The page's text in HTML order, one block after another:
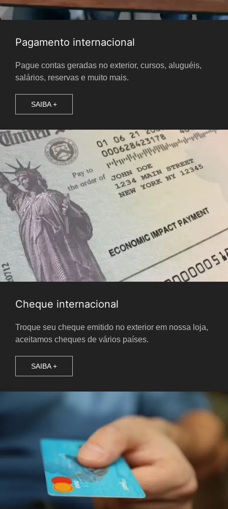
Pagamento internacional
Pague contas geradas no exterior, cursos, aluguéis,
salários, reservas e muito mais.
SAIBA +
Cheque internacional
Troque seu cheque emitido no exterior em nossa loja,
aceitamos cheques de vários países.
SAIBA +